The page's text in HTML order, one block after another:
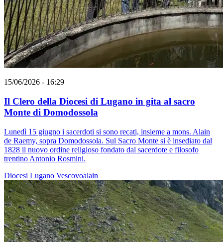
15/06/2026 - 16:29
Il Clero della Diocesi di Lugano in gita al sacro
Monte di Domodossola
Lunedì 15 giugno i sacerdoti si sono recati, insieme a mons. Alain
de Raemy, sopra Domodossola. Sul Sacro Monte si è insediato dal
1828 il nuovo ordine religioso fondato dal sacerdote e filosofo
trentino Antonio Rosmini.
Diocesi Lugano Vescovoalain